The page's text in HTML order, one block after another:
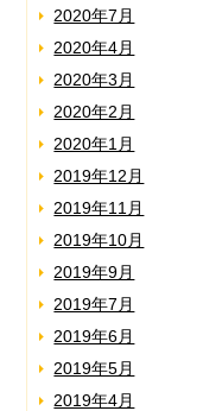
2020年7月
2020年4月
2020年3月
2020年2月
2020年1月
2019年12月
2019年11月
2019年10月
2019年9月
2019年7月
2019年6月
2019年5月
2019年4月